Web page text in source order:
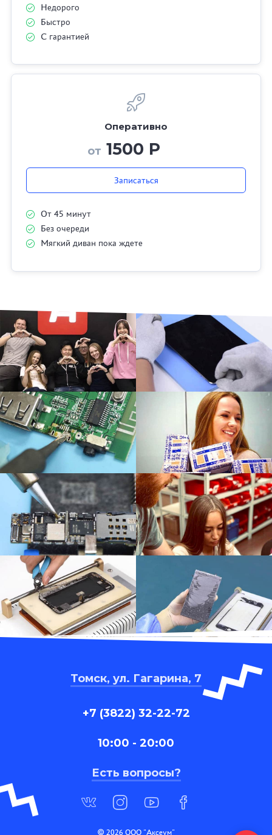
Недорого
Быстро
С гарантией
Оперативно
от 1500 Р
Записаться
От 45 минут
Без очереди
Мягкий диван пока ждете
Томск, ул. Гагарина, 7
+7 (3822) 32-22-72
10:00 - 20:00
Есть вопросы?
© 2026 ООО "Аксеум"